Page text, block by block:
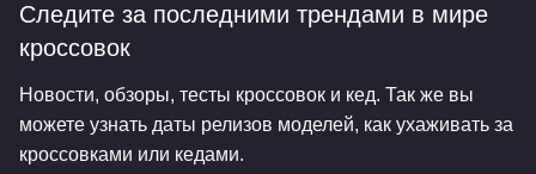
Следите за последними трендами в мире
кроссовок
Новости, обзоры, тесты кроссовок и кед. Так же вы
можете узнать даты релизов моделей, как ухаживать за
кроссовками или кедами.